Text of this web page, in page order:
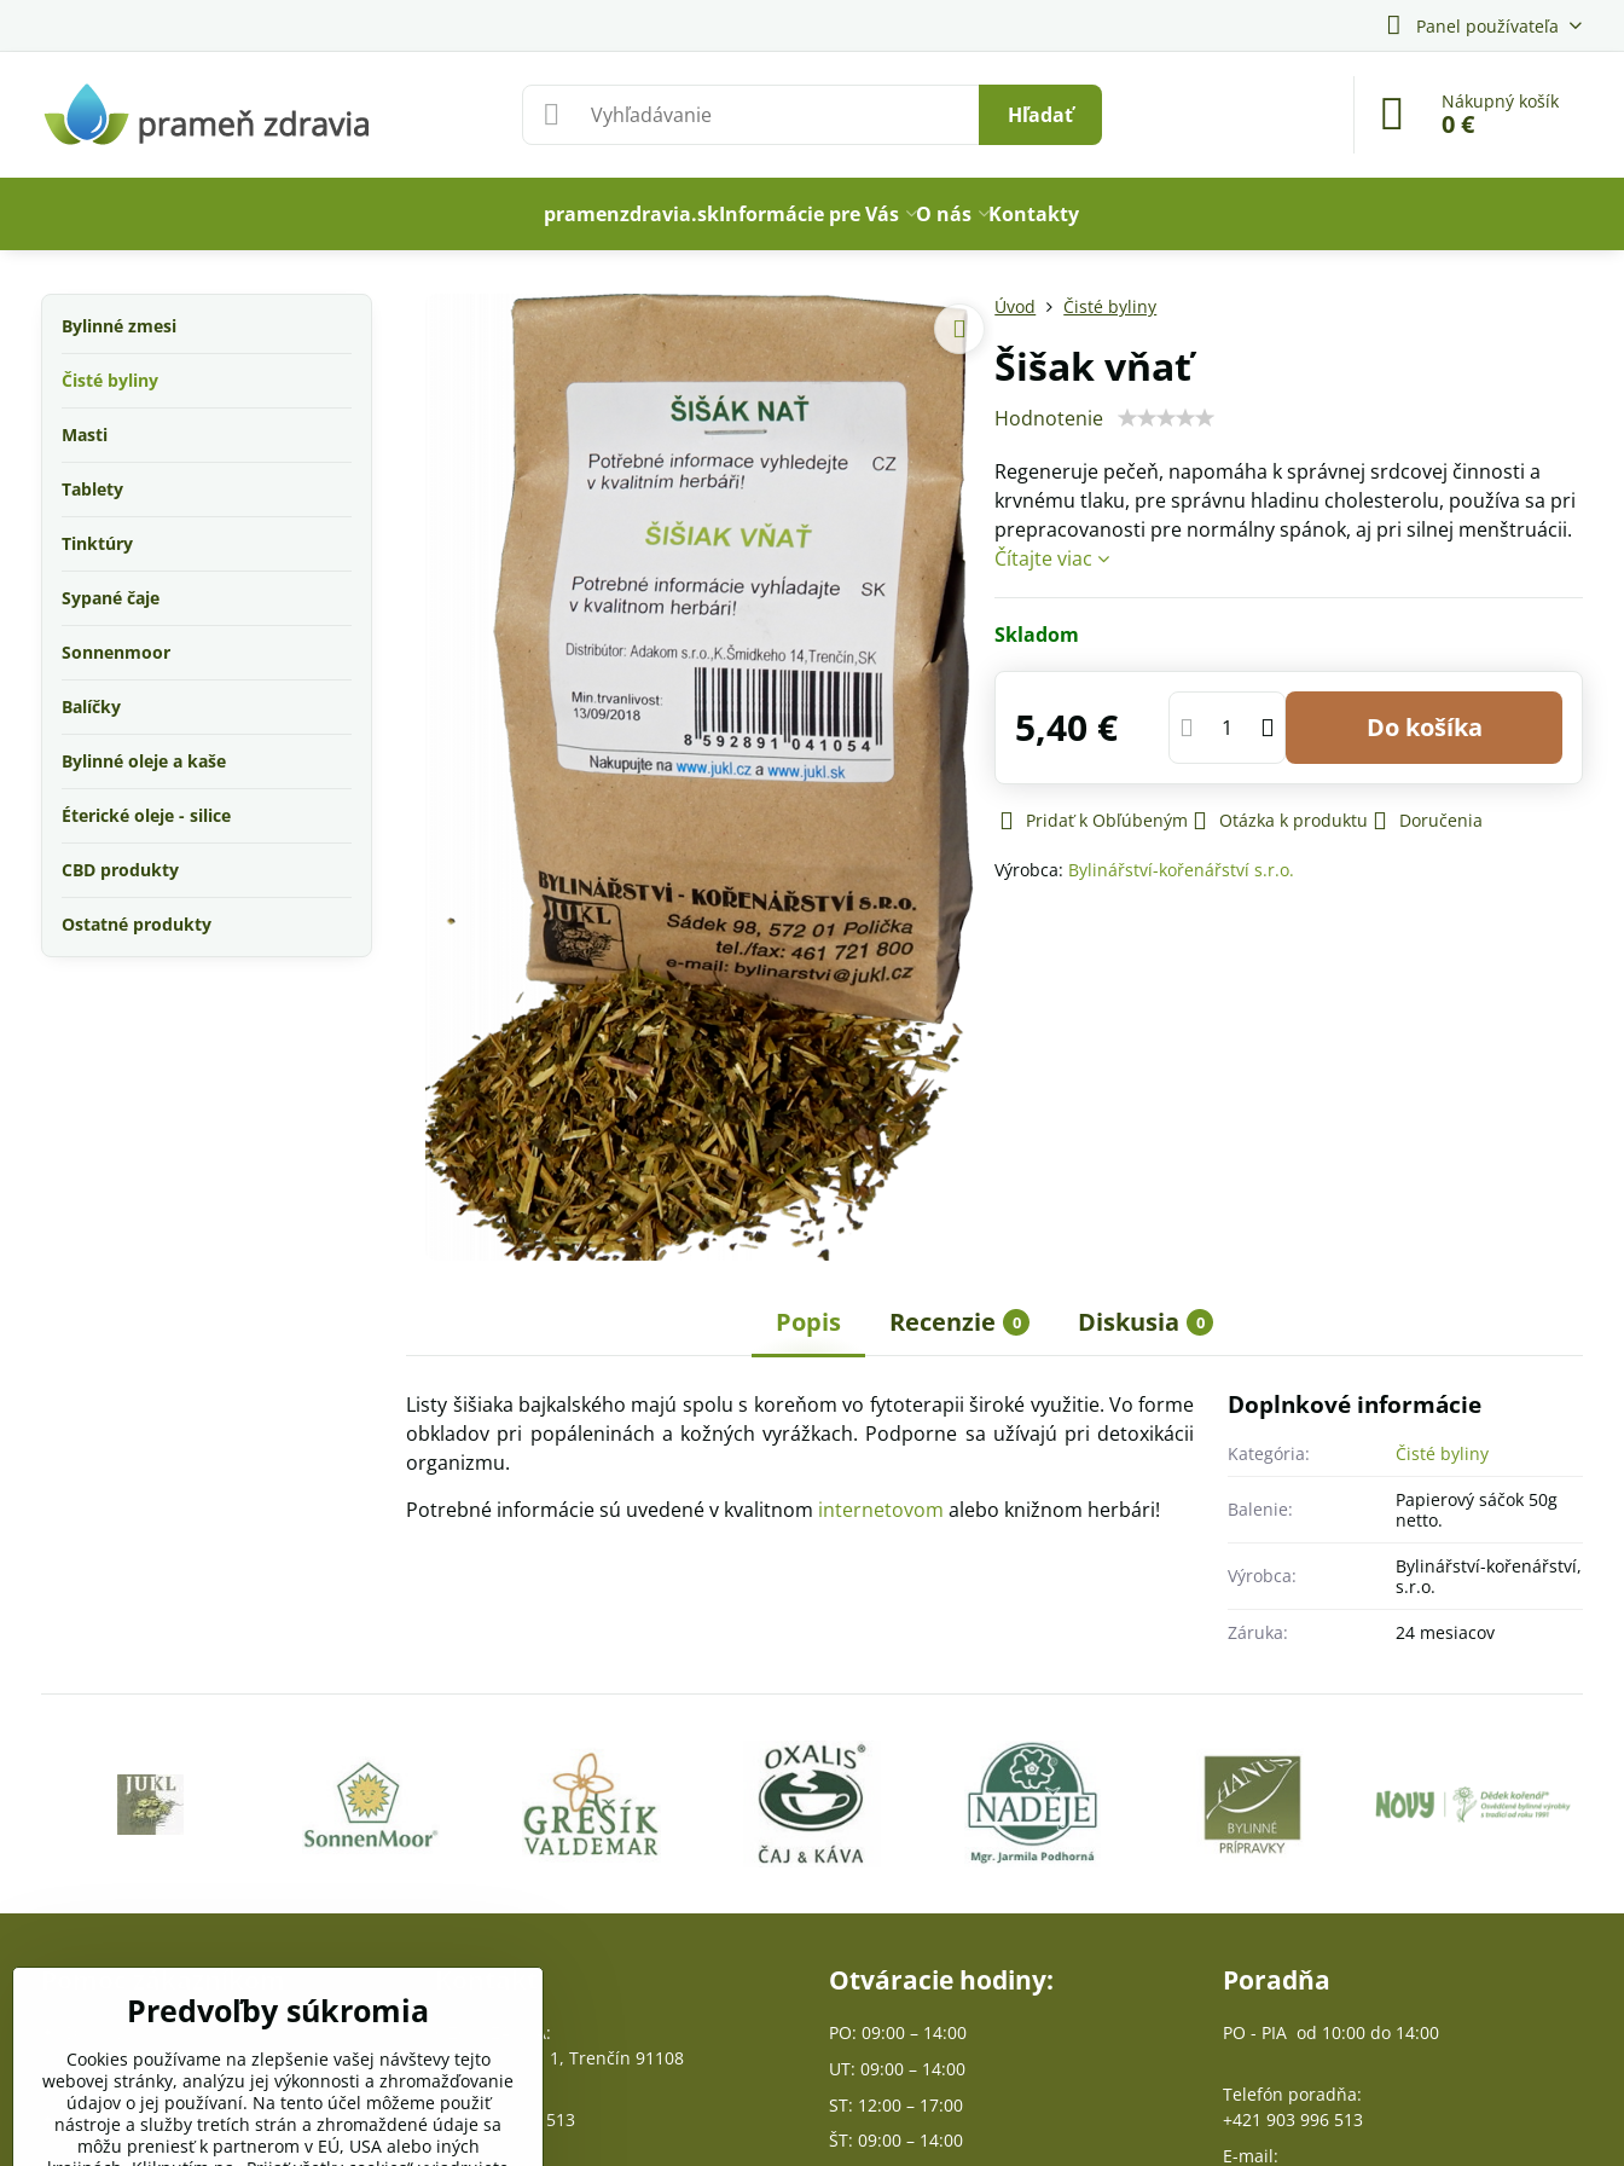
Panel používateľa
Hľadať
Nákupný košík
0 €
pramenzdravia.skInformácie pre Vás O nás Kontakty
Úvod Čisté byliny
Šišak vňať
Hodnotenie
Regeneruje pečeň, napomáha k správnej srdcovej činnosti a
krvnému tlaku, pre správnu hladinu cholesterolu, používa sa pri
prepracovanosti pre normálny spánok, aj pri silnej menštruácii.
Čítajte viac
Skladom
5,40 € Do košíka
Pridať k Obľúbeným Otázka k produktu Doručenia
Výrobca: Bylinářství-kořenářství s.r.o.
Popis Recenzie 0 Diskusia 0
Listy šišiaka bajkalského majú spolu s koreňom vo fytoterapii široké využitie. Vo forme
obkladov pri popáleninách a kožných vyrážkach. Podporne sa užívajú pri detoxikácii
organizmu.
Potrebné informácie sú uvedené v kvalitnom internetovom alebo knižnom herbári!
Doplnkové informácie
Kategória: Čisté byliny
Balenie:
Papierový sáčok 50g
netto.
Výrobca:
Bylinářství-kořenářství,
s.r.o.
Záruka:
24 mesiacov
Bylinné zmesi
Čisté byliny
Masti
Tablety
Tinktúry
Sypané čaje
Sonnenmoor
Balíčky
Bylinné oleje a kaše
Éterické oleje - silice
CBD produkty
Ostatné produkty
Obchodné podmienky
Reklamačné podmienky
OZC JUŽANKA:
gen. Svobodu 1, Trenčín 91108
Telefón:
+421 903 996 513
E-mail:
Otváracie hodiny:
PO: 09:00 – 14:00
UT: 09:00 – 14:00
ST: 12:00 – 17:00
ŠT: 09:00 – 14:00
Poradňa
PO - PIA od 10:00 do 14:00
Telefón poradňa:
+421 903 996 513
E-mail:
Predvoľby súkromia
Cookies používame na zlepšenie vašej návštevy tejto
webovej stránky, analýzu jej výkonnosti a zhromažďovanie
údajov o jej používaní. Na tento účel môžeme použiť
nástroje a služby tretích strán a zhromaždené údaje sa
môžu preniesť k partnerom v EÚ, USA alebo iných